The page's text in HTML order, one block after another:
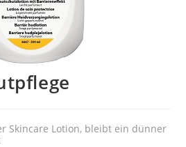
Skincare Lotion, bleibt ein dünner